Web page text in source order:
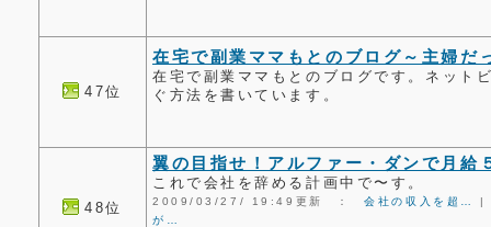
47位
在宅で副業ママもとのブログ～主婦
在宅で副業ママもとのブログです。ネット
ぐ方法を書いています。
48位
翼の目指せ！アルファー・ダンで月給
これで会社を辞める計画中で〜す。
2009/03/27/ 19:49更新 ：会社の収入を超…
が…